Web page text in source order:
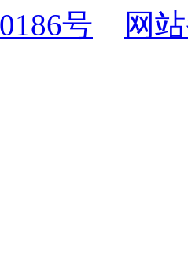
号
网